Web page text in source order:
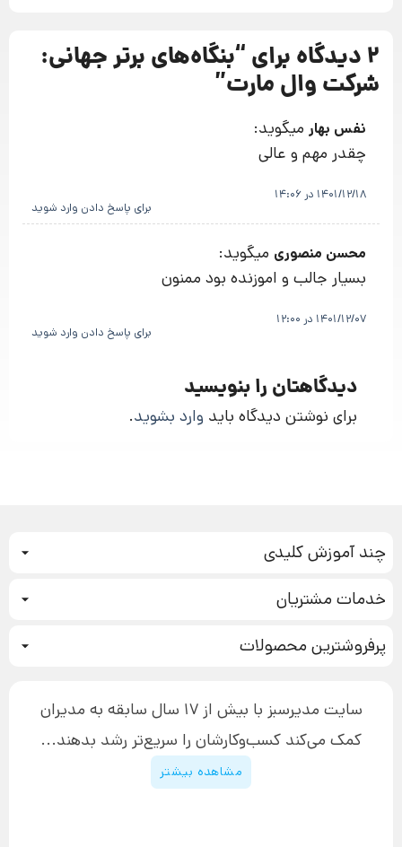
2 دیدگاه برای “ بنگاه‌های برتر جهانی:
شرکت وال مارت”
نفس بهار میگوید:
چقدر مهم و عالی
1401/12/18 در 14:06
برای پاسخ دادن وارد شوید
محسن منصوری میگوید:
بسیار جالب و اموزنده بود ممنون
1401/12/07 در 12:00
برای پاسخ دادن وارد شوید
دیدگاهتان را بنویسید
برای نوشتن دیدگاه باید وارد بشوید.
چند آموزش کلیدی
بازاریابی عصبی
تبلیغ نویسی
افزایش عملکرد
چگونه کتاب بنویسیم
دوره اینستاگرام
خدمات مشتریان
آموزش دسترسی به دانلود فایل‌ها
پیگیری سفارش
پشتیبانی
قوانین و مقررات سایت
پرفروشترین محصولاتدوره جدید سیستم سازی
سایت مدیرسبز با بیش از 17 سال سابقه به مدیران
کمک می‌کند کسب‌و‌کارشان را سریع‌تر رشد بدهند...
مشاهده بیشتر